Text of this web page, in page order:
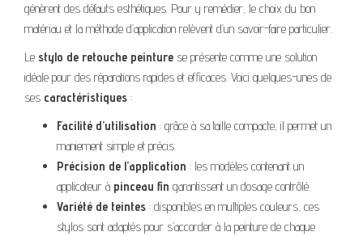
génèrent des défauts esthétiques. Pour y remédier, le choix du bon
matériau et la méthode d’application relèvent d’un savoir-faire particulier.
Le stylo de retouche peinture se présente comme une solution
idéale pour des réparations rapides et efficaces. Voici quelques-unes de
ses caractéristiques :
Facilité d’utilisation : grâce à sa taille compacte, il permet un
maniement simple et précis.
Précision de l’application : les modèles contenant un
applicateur à pinceau fin garantissent un dosage contrôlé.
Variété de teintes : disponibles en multiples couleurs, ces
stylos sont adaptés pour s’accorder à la peinture de chaque